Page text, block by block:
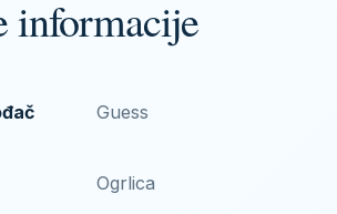
informacije
Guess
Ogrlica